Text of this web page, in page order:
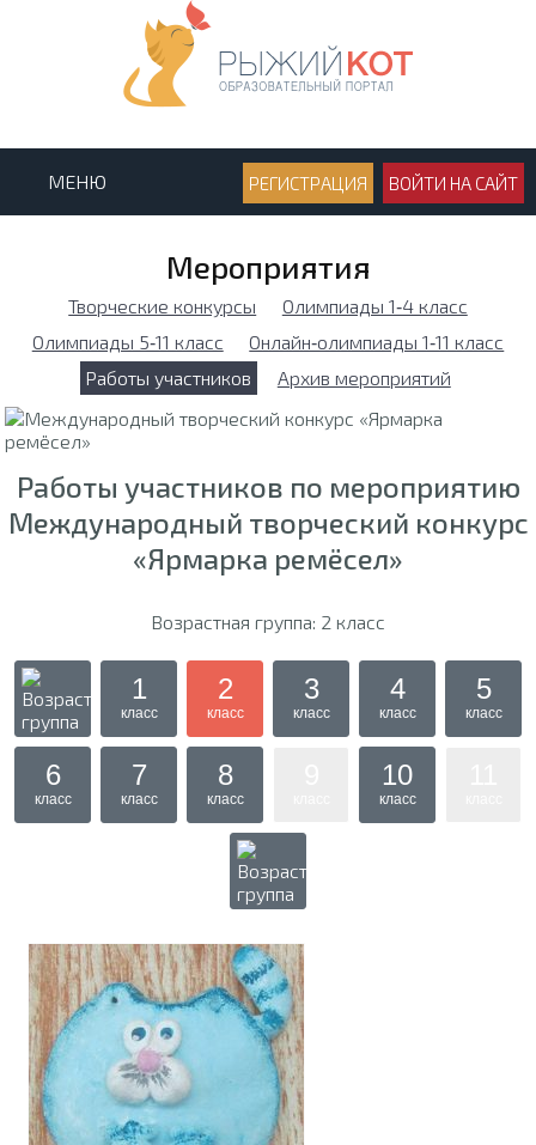
МЕНЮ РЕГИСТРАЦИЯ ВОЙТИ НА САЙТ
Мероприятия
Творческие конкурсы
Олимпиады 1‑4 класс
Олимпиады 5‑11 класс
Онлайн‑олимпиады 1‑11 класс
Работы участников
Архив мероприятий
Работы участников по мероприятию
Международный творческий конкурс
«Ярмарка ремёсел»
Возрастная группа: 2 класс
1
класс
2
класс
3
класс
4
класс
5
класс
6
класс
7
класс
8
класс
10
класс